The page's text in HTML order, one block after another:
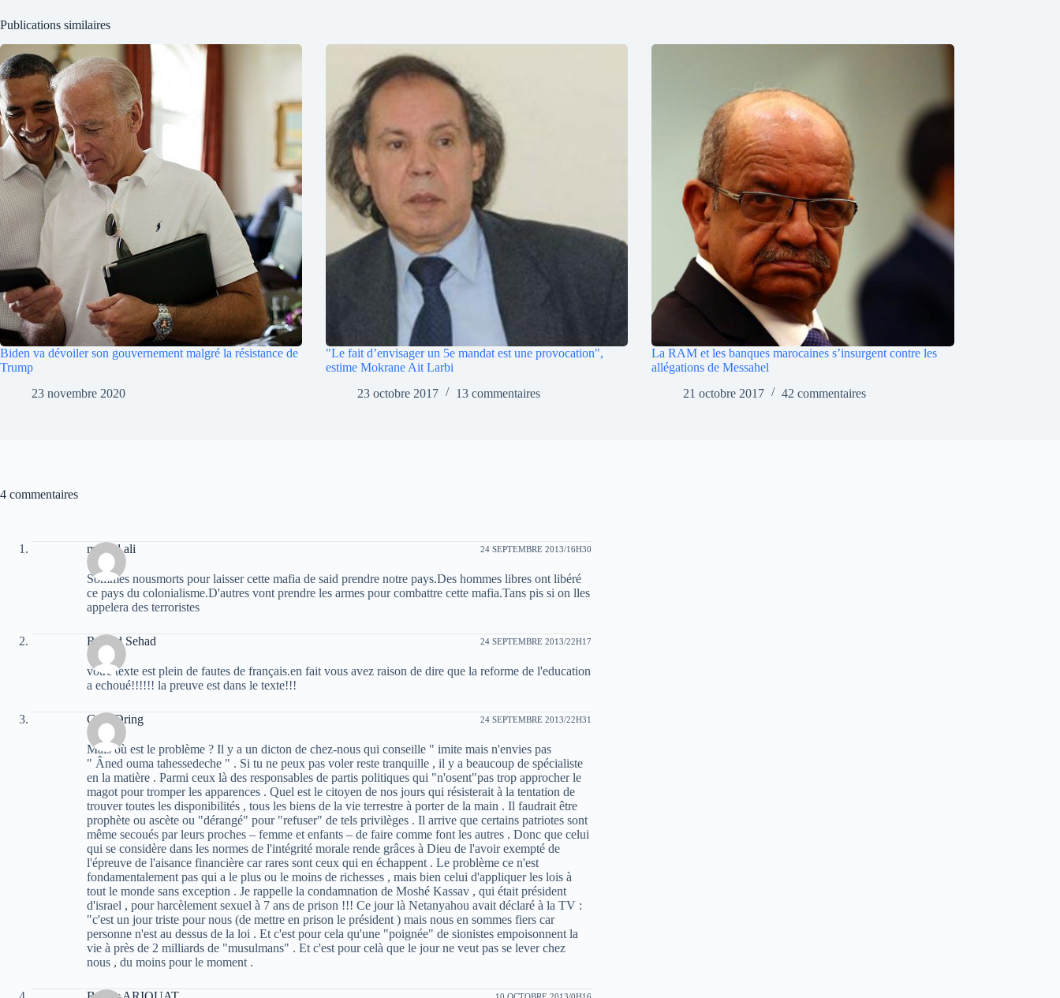
Publications similaires
Biden va dévoiler son gouvernement malgré la résistance de
Trump
23 novembre 2020
"Le fait d’envisager un 5e mandat est une provocation",
estime Mokrane Ait Larbi
23 octobre 2017
13 commentaires
La RAM et les banques marocaines s’insurgent contre les
allégations de Messahel
21 octobre 2017
42 commentaires
4 commentaires
madjid ali 24 SEPTEMBRE 2013/16H30
Sommes nousmorts pour laisser cette mafia de said prendre notre pays.Des hommes libres ont libéré
ce pays du colonialisme.D'autres vont prendre les armes pour combattre cette mafia.Tans pis si on lles
appelera des terroristes
Rachid Sehad 24 SEPTEMBRE 2013/22H17
votre texte est plein de fautes de français.en fait vous avez raison de dire que la reforme de l'education
a echoué!!!!!! la preuve est dans le texte!!!
Guel Dring 24 SEPTEMBRE 2013/22H31
Mais où est le problème ? Il y a un dicton de chez-nous qui conseille " imite mais n'envies pas
" Âned ouma tahessedeche " . Si tu ne peux pas voler reste tranquille , il y a beaucoup de spécialiste
en la matière . Parmi ceux là des responsables de partis politiques qui "n'osent"pas trop approcher le
magot pour tromper les apparences . Quel est le citoyen de nos jours qui résisterait à la tentation de
trouver toutes les disponibilités , tous les biens de la vie terrestre à porter de la main . Il faudrait être
prophète ou ascète ou "dérangé" pour "refuser" de tels privilèges . Il arrive que certains patriotes sont
même secoués par leurs proches – femme et enfants – de faire comme font les autres . Donc que celui
qui se considère dans les normes de l'intégrité morale rende grâces à Dieu de l'avoir exempté de
l'épreuve de l'aisance financière car rares sont ceux qui en échappent . Le problème ce n'est
fondamentalement pas qui a le plus ou le moins de richesses , mais bien celui d'appliquer les lois à
tout le monde sans exception . Je rappelle la condamnation de Moshé Kassav , qui était président
d'israel , pour harcèlement sexuel à 7 ans de prison !!! Ce jour là Netanyahou avait déclaré à la TV :
"c'est un jour triste pour nous (de mettre en prison le président ) mais nous en sommes fiers car
personne n'est au dessus de la loi . Et c'est pour cela qu'une "poignée" de sionistes empoisonnent la
vie à près de 2 milliards de "musulmans" . Et c'est pour celà que le jour ne veut pas se lever chez
nous , du moins pour le moment .